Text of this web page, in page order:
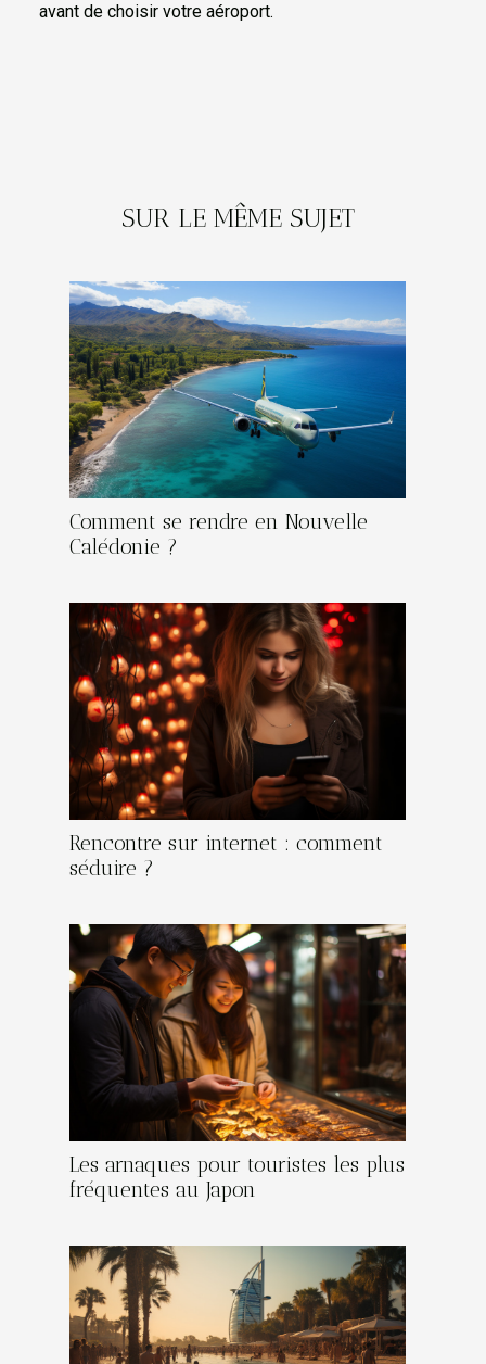
avant de choisir votre aéroport.
SUR LE MÊME SUJET
Comment se rendre en Nouvelle
Calédonie ?
Rencontre sur internet : comment
séduire ?
Les arnaques pour touristes les plus
fréquentes au Japon